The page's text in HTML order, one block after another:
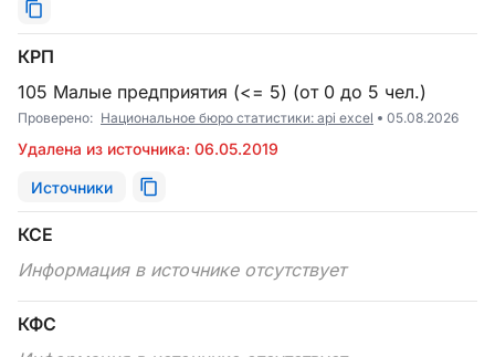
КРП
105 Малые предприятия (<= 5) (от 0 до 5 чел.)
Проверено: Национальное бюро статистики: api excel 05.08.2026
Удалена из источника: 06.05.2019
Источники
КСЕ
Информация в источнике отсутствует
КФС